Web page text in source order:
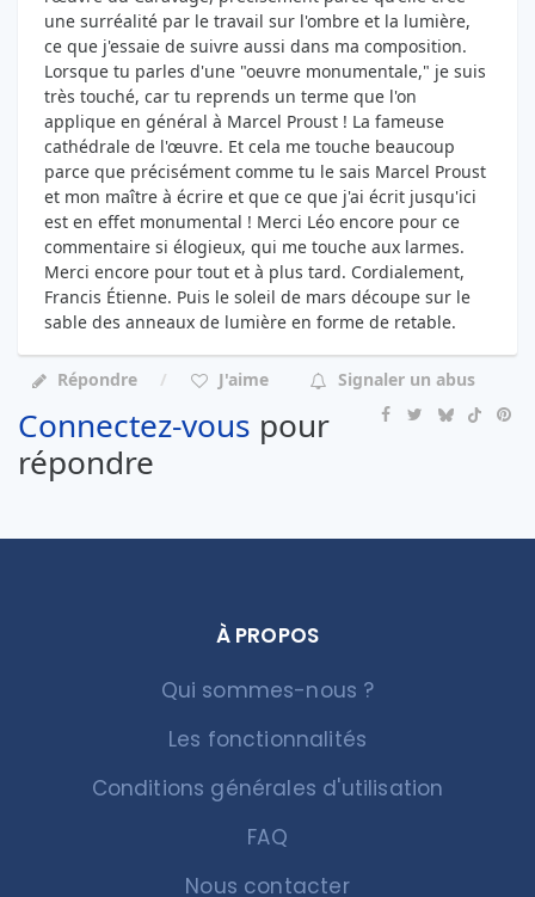
une surréalité par le travail sur l'ombre et la lumière,
ce que j'essaie de suivre aussi dans ma composition.
Lorsque tu parles d'une "oeuvre monumentale," je suis
très touché, car tu reprends un terme que l'on
applique en général à Marcel Proust ! La fameuse
cathédrale de l'œuvre. Et cela me touche beaucoup
parce que précisément comme tu le sais Marcel Proust
et mon maître à écrire et que ce que j'ai écrit jusqu'ici
est en effet monumental ! Merci Léo encore pour ce
commentaire si élogieux, qui me touche aux larmes.
Merci encore pour tout et à plus tard. Cordialement,
Francis Étienne. Puis le soleil de mars découpe sur le
sable des anneaux de lumière en forme de retable.
Répondre J'aime Signaler un abus
Connectez-vous pour
répondre
À PROPOS
Qui sommes-nous ?
Les fonctionnalités
Conditions générales d'utilisation
FAQ
Nous contacter